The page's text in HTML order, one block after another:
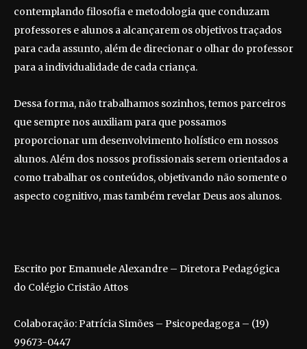
contemplando filosofia e metodologia que conduzam
professores e alunos a alcançarem os objetivos traçados
para cada assunto, além de direcionar o olhar do professor
para a individualidade de cada criança.
Dessa forma, não trabalhamos sozinhos, temos parceiros
que sempre nos auxiliam para que possamos
proporcionar um desenvolvimento holístico em nossos
alunos. Além dos nossos profissionais serem orientados a
como trabalhar os conteúdos, objetivando não somente o
aspecto cognitivo, mas também revelar Deus aos alunos.
Escrito por Emanuele Alexandre – Diretora Pedagógica
do Colégio Cristão Attos
Colaboração: Patrícia Simões – Psicopedagoga – (19)
99673-0447